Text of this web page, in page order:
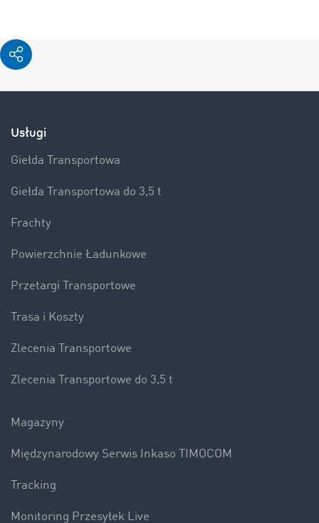
Usługi
Giełda Transportowa
Giełda Transportowa do 3,5 t
Frachty
Powierzchnie Ładunkowe
Przetargi Transportowe
Trasa i Koszty
Zlecenia Transportowe
Zlecenia Transportowe do 3,5 t
Magazyny
Międzynarodowy Serwis Inkaso TIMOCOM
Tracking
Monitoring Przesyłek Live